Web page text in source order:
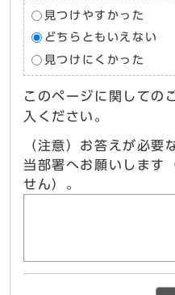
見つけやすかった
どちらともいえない
見つけにくかった
このページに関しての
入ください。
（注意）お答えが必要
当部署へお願いします
せん）。